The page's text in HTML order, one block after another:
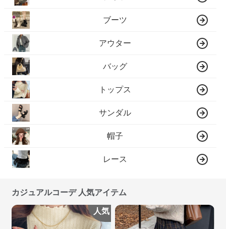
ブーツ
アウター
バッグ
トップス
サンダル
帽子
レース
カジュアルコーデ 人気アイテム
人気